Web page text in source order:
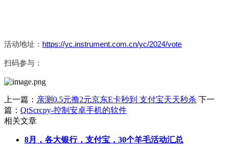
活动地址： https://yc.instrument.com.cn/yc/2024/vote
扫码参与：
上一篇： 亲测0.5元撸2元京东E卡秒到 支付宝天天秒杀 下一
篇： QtScrcpy-控制安卓手机的软件
相关文章
8月，各大银行，支付宝，30个羊毛活动汇总